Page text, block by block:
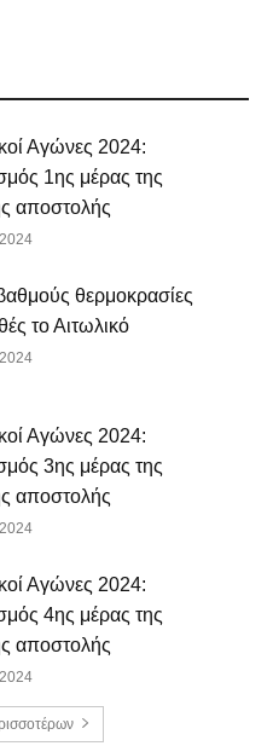
Αγώνες 2024:
1ης μέρας της
αποστολής
θερμοκρασίες
το Αιτωλικό
Αγώνες 2024:
3ης μέρας της
αποστολής
Αγώνες 2024:
4ης μέρας της
αποστολής